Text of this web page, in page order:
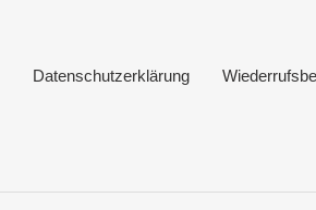
Datenschutzerklärung